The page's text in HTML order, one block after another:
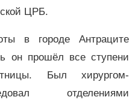
ЦРБ.
в городе Антраците
он прошёл все ступени
Был хирургом-
отделениями